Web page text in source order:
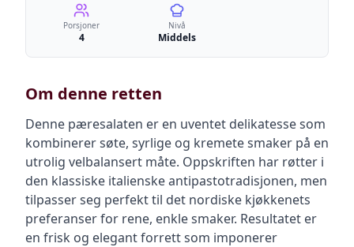
Porsjoner
4
Nivå
Middels
Om denne retten
Denne pæresalaten er en uventet delikatesse som
kombinerer søte, syrlige og kremete smaker på en
utrolig velbalansert måte. Oppskriften har røtter i
den klassiske italienske antipastotradisjonen, men
tilpasser seg perfekt til det nordiske kjøkkenets
preferanser for rene, enkle smaker. Resultatet er
en frisk og elegant forrett som imponerer